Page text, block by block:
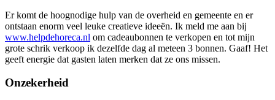
Er komt de hoognodige hulp van de overheid en gemeente en er
ontstaan enorm veel leuke creatieve ideeën. Ik meld me aan bij
www.helpdehoreca.nl om cadeaubonnen te verkopen en tot mijn
grote schrik verkoop ik dezelfde dag al meteen 3 bonnen. Gaaf! Het
geeft energie dat gasten laten merken dat ze ons missen.
Onzekerheid